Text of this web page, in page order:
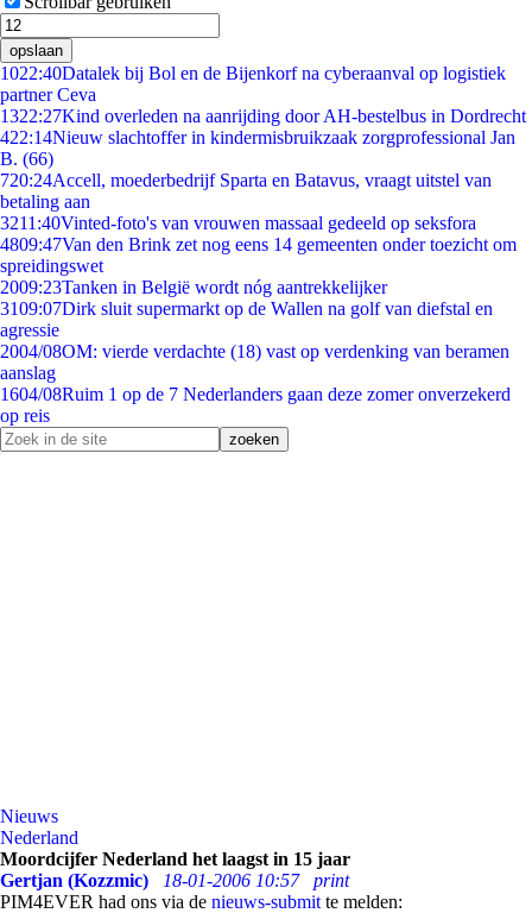
opslaan
1022:40Datalek bij Bol en de Bijenkorf na cyberaanval op logistiek
partner Ceva
1322:27Kind overleden na aanrijding door AH-bestelbus in Dordrecht
422:14Nieuw slachtoffer in kindermisbruikzaak zorgprofessional Jan
B. (66)
720:24Accell, moederbedrijf Sparta en Batavus, vraagt uitstel van
betaling aan
3211:40Vinted-foto's van vrouwen massaal gedeeld op seksfora
4809:47Van den Brink zet nog eens 14 gemeenten onder toezicht om
spreidingswet
2009:23Tanken in België wordt nóg aantrekkelijker
3109:07Dirk sluit supermarkt op de Wallen na golf van diefstal en
agressie
2004/08OM: vierde verdachte (18) vast op verdenking van beramen
aanslag
1604/08Ruim 1 op de 7 Nederlanders gaan deze zomer onverzekerd
op reis
Nieuws
Nederland
Moordcijfer Nederland het laagst in 15 jaar
Gertjan (Kozzmic)
18-01-2006 10:57
print
PIM4EVER had ons via de nieuws-submit te melden: